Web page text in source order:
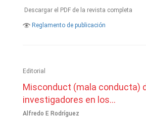
Descargar el PDF de la revista completa
Reglamento de publicación
Editorial
Misconduct (mala conducta)
investigadores en los...
Alfredo E Rodríguez